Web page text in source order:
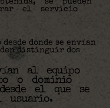
se pueden
el servicio
donde se envían
distinguir dos
al equipo
o dominio
el que se